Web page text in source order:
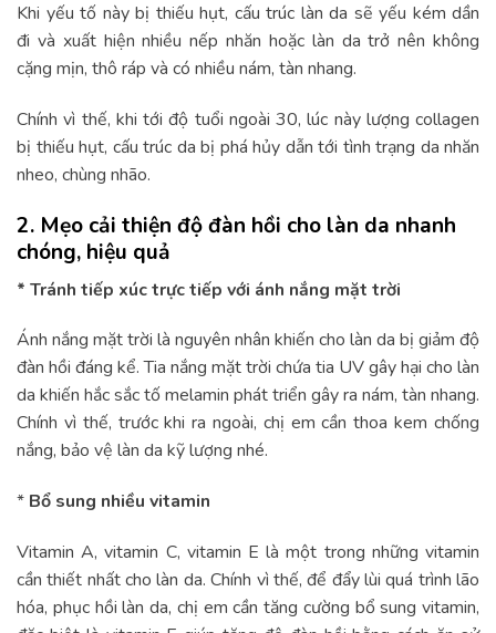
Khi yếu tố này bị thiếu hụt, cấu trúc làn da sẽ yếu kém dần
đi và xuất hiện nhiều nếp nhăn hoặc làn da trở nên không
cặng mịn, thô ráp và có nhiều nám, tàn nhang.
Chính vì thế, khi tới độ tuổi ngoài 30, lúc này lượng collagen
bị thiếu hụt, cấu trúc da bị phá hủy dẫn tới tình trạng da nhăn
nheo, chùng nhão.
2. Mẹo cải thiện độ đàn hồi cho làn da nhanh
chóng, hiệu quả
* Tránh tiếp xúc trực tiếp với ánh nắng mặt trời
Ánh nắng mặt trời là nguyên nhân khiến cho làn da bị giảm độ
đàn hồi đáng kể. Tia nắng mặt trời chứa tia UV gây hại cho làn
da khiến hắc sắc tố melamin phát triển gây ra nám, tàn nhang.
Chính vì thế, trước khi ra ngoài, chị em cần thoa kem chống
nắng, bảo vệ làn da kỹ lượng nhé.
* Bổ sung nhiều vitamin
Vitamin A, vitamin C, vitamin E là một trong những vitamin
cần thiết nhất cho làn da. Chính vì thế, để đẩy lùi quá trình lão
hóa, phục hồi làn da, chị em cần tăng cường bổ sung vitamin,